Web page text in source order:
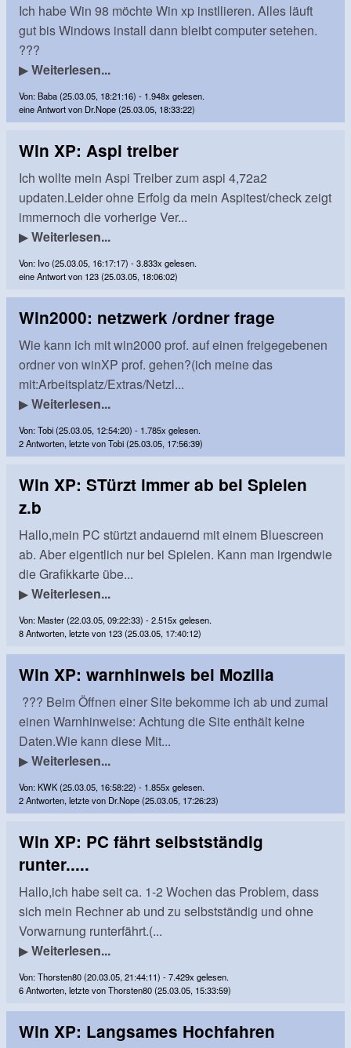
Ich habe Win 98 möchte Win xp instllieren. Alles läuft
gut bis Windows install dann bleibt computer setehen.
???
▶Weiterlesen...
Von: Baba (25.03.05, 18:21:16) - 1.948x gelesen.
eine Antwort von Dr.Nope (25.03.05, 18:33:22)
Win XP: Aspi treiber
Ich wollte mein Aspi Treiber zum aspi 4,72a2
updaten.Leider ohne Erfolg da mein Aspitest/check zeigt
immernoch die vorherige Ver...
▶Weiterlesen...
Von: Ivo (25.03.05, 16:17:17) - 3.833x gelesen.
eine Antwort von 123 (25.03.05, 18:06:02)
Win2000: netzwerk /ordner frage
Wie kann ich mit win2000 prof. auf einen freigegebenen
ordner von winXP prof. gehen?(ich meine das
mit:Arbeitsplatz/Extras/Netzl...
▶Weiterlesen...
Von: Tobi (25.03.05, 12:54:20) - 1.785x gelesen.
2 Antworten, letzte von Tobi (25.03.05, 17:56:39)
Win XP: STürzt immer ab bei Spielen
z.b
Hallo,mein PC stürtzt andauernd mit einem Bluescreen
ab. Aber eigentlich nur bei Spielen. Kann man irgendwie
die Grafikkarte übe...
▶Weiterlesen...
Von: Master (22.03.05, 09:22:33) - 2.515x gelesen.
8 Antworten, letzte von 123 (25.03.05, 17:40:12)
Win XP: warnhinweis bei Mozilla
??? Beim Öffnen einer Site bekomme ich ab und zumal
einen Warnhinweise: Achtung die Site enthält keine
Daten.Wie kann diese Mit...
▶Weiterlesen...
Von: KWK (25.03.05, 16:58:22) - 1.855x gelesen.
2 Antworten, letzte von Dr.Nope (25.03.05, 17:26:23)
Win XP: PC fährt selbstständig
runter.....
Hallo,ich habe seit ca. 1-2 Wochen das Problem, dass
sich mein Rechner ab und zu selbstständig und ohne
Vorwarnung runterfährt.(...
▶Weiterlesen...
Von: Thorsten80 (20.03.05, 21:44:11) - 7.429x gelesen.
6 Antworten, letzte von Thorsten80 (25.03.05, 15:33:59)
Win XP: Langsames Hochfahren